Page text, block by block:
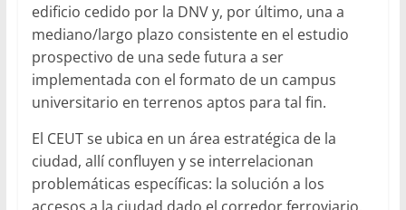
edificio cedido por la DNV y, por último, una a
mediano/largo plazo consistente en el estudio
prospectivo de una sede futura a ser
implementada con el formato de un campus
universitario en terrenos aptos para tal fin.
El CEUT se ubica en un área estratégica de la
ciudad, allí confluyen y se interrelacionan
problemáticas específicas: la solución a los